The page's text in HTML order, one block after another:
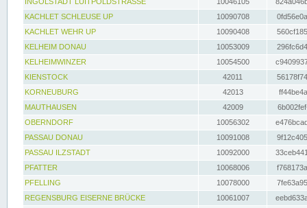
KACHLET SCHLEUSE UP
10090708
KACHLET WEHR UP
10090408
KELHEIM DONAU
10053009
KELHEIMWINZER
10054500
KIENSTOCK
42011
KORNEUBURG
42013
MAUTHAUSEN
42009
OBERNDORF
10056302
PASSAU DONAU
10091008
PASSAU ILZSTADT
10092000
PFATTER
10068006
PFELLING
10078000
REGENSBURG EISERNE BRÜCKE
10061007